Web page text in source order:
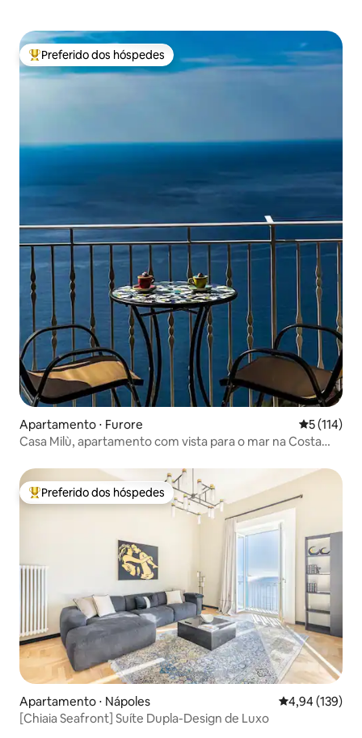
Entre os melhores preferidos dos hóspedes
Preferido dos hóspedes
Apartamento ⋅ Furore 5 de uma
5 (114)
Casa Milù, apartamento com vista para o mar na Costa
Entre os melhores preferidos dos hóspedes
Preferido dos hóspedes
Apartamento ⋅ Nápoles 4,94 de uma
4,94 (139)
[Chiaia Seafront] Suíte Dupla-Design de Luxo